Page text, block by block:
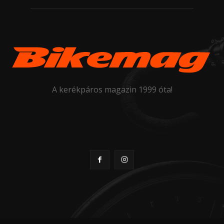
A kerékpáros magazin 1999 óta!